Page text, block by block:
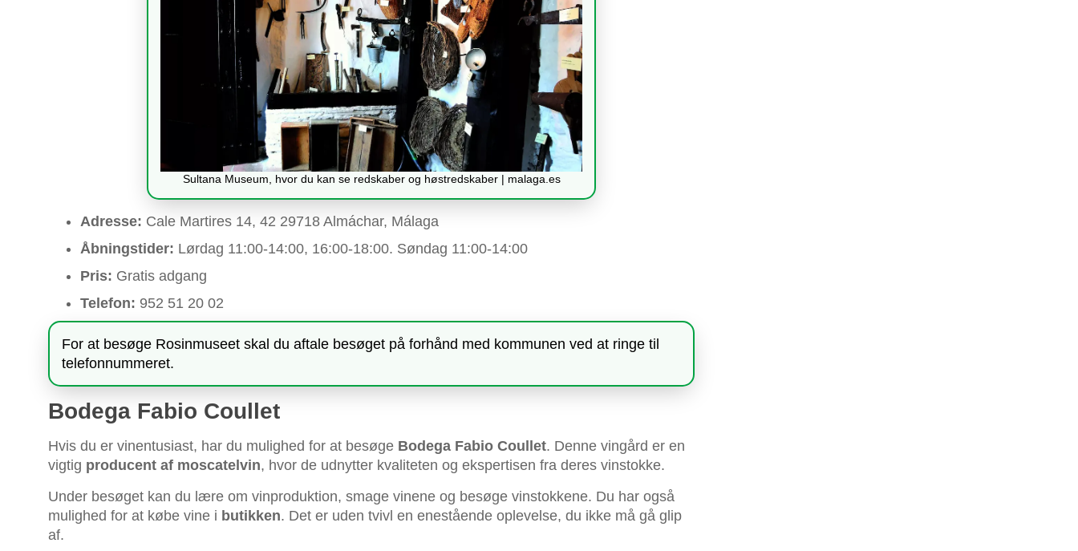
Sultana Museum, hvor du kan se redskaber og høstredskaber | malaga.es
Adresse: Cale Martires 14, 42 29718 Almáchar, Málaga
Åbningstider: Lørdag 11:00-14:00, 16:00-18:00. Søndag 11:00-14:00
Pris: Gratis adgang
Telefon: 952 51 20 02
For at besøge Rosinmuseet skal du aftale besøget på forhånd med kommunen ved at ringe til
telefonnummeret.
Bodega Fabio Coullet
Hvis du er vinentusiast, har du mulighed for at besøge Bodega Fabio Coullet. Denne vingård er en
vigtig producent af moscatelvin, hvor de udnytter kvaliteten og ekspertisen fra deres vinstokke.
Under besøget kan du lære om vinproduktion, smage vinene og besøge vinstokkene. Du har også
mulighed for at købe vine i butikken. Det er uden tvivl en enestående oplevelse, du ikke må gå glip
af.